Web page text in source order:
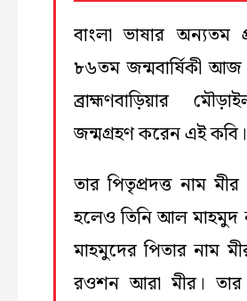
বাংলা ভাষার
৮৬তম জন্মবার্ষিকী
ব্রাহ্মণবাড়িয়ার
জন্মগ্রহণ করেন এই কবি।
তার পিতৃপ্রদত্ত নাম
হলেও তিনি আল মাহমুদ
মাহমুদের পিতার নাম
রওশন আরা মীর।